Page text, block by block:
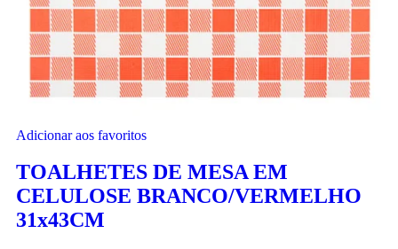
Adicionar aos favoritos
TOALHETES DE MESA EM
CELULOSE BRANCO/VERMELHO
31x43CM